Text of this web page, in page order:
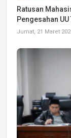
Ratusan
Pengesahan UU
Jumat, 21 Maret